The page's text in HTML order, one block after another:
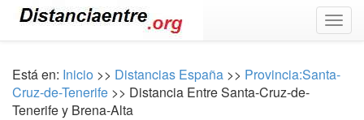
Está en: Inicio >> Distancias España >> Provincia:Santa-
Cruz-de-Tenerife >> Distancia Entre Santa-Cruz-de-
Tenerife y Brena-Alta